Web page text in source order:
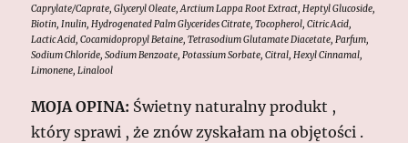
Caprylate/Caprate, Glyceryl Oleate, Arctium Lappa Root Extract, Heptyl Glucoside,
Biotin, Inulin, Hydrogenated Palm Glycerides Citrate, Tocopherol, Citric Acid,
Lactic Acid, Cocamidopropyl Betaine, Tetrasodium Glutamate Diacetate, Parfum,
Sodium Chloride, Sodium Benzoate, Potassium Sorbate, Citral, Hexyl Cinnamal,
Limonene, Linalool
MOJA OPINA: Świetny naturalny produkt ,
który sprawi , że znów zyskałam na objętości .